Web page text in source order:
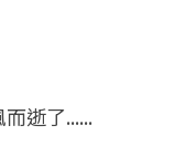
逝了......